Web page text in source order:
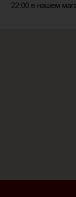
22:00 в нашем